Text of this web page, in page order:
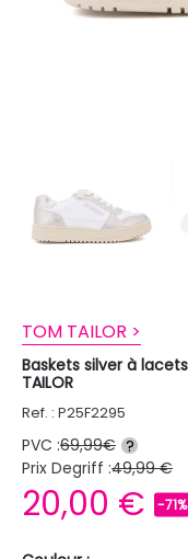
TOM TAILOR >
Baskets silver à
TAILOR
Ref. : P25F2295
PVC :69,99€ ?
Prix Degriff :49,99 €
20,00 € -71%